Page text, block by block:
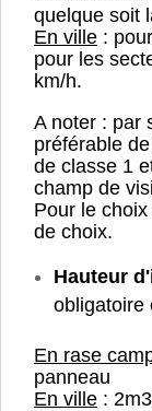
quelque soit
En ville :
pour les
km/h.
A noter : par
préférable
de classe 1
champ de
Pour le
de choix.
Hauteur
obligatoire
En rase
panneau
En ville :